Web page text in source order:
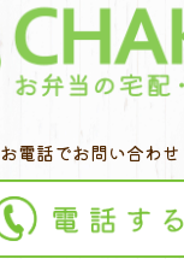
お電話でお問い合わせ